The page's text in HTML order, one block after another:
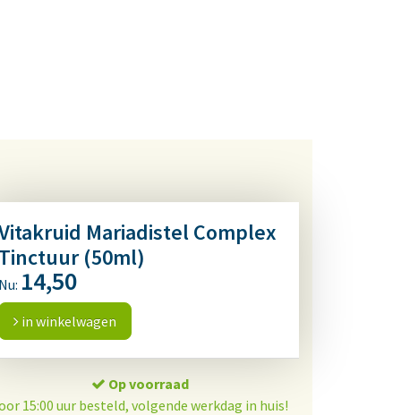
Mariadistel Complex
Tinctuur (50ml)
Nu: 14,50
in winkelwagen
Op voorraad
15:00 uur besteld, volgende werkdag in huis!